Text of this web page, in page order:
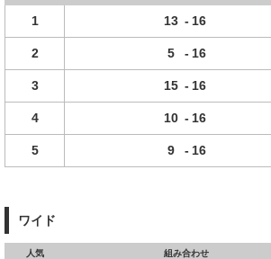
1 13 - 16
2 5 - 16
3 15 - 16
4 10 - 16
5 9 - 16
ワイド
人気 組み合わせ